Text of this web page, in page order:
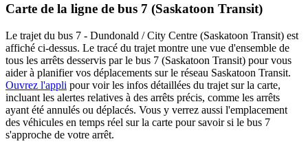
Carte de la ligne de bus 7 (Saskatoon Transit)
Le trajet du bus 7 - Dundonald / City Centre (Saskatoon Transit) est
affiché ci-dessus. Le tracé du trajet montre une vue d'ensemble de
tous les arrêts desservis par le bus 7 (Saskatoon Transit) pour vous
aider à planifier vos déplacements sur le réseau Saskatoon Transit.
Ouvrez l'appli pour voir les infos détaillées du trajet sur la carte,
incluant les alertes relatives à des arrêts précis, comme les arrêts
ayant été annulés ou déplacés. Vous y verrez aussi l'emplacement
des véhicules en temps réel sur la carte pour savoir si le bus 7
s'approche de votre arrêt.